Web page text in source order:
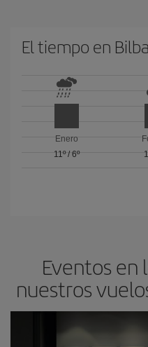
El tiempo en
Enero
11º/ 6º
Eventos en
nuestros